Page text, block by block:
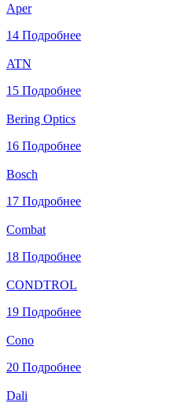
Aper
14 Подробнее
ATN
15 Подробнее
Bering Optics
16 Подробнее
Bosch
17 Подробнее
Combat
18 Подробнее
CONDTROL
19 Подробнее
Cono
20 Подробнее
Dali